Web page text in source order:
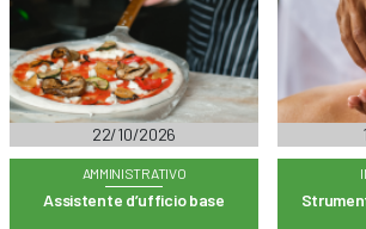
22/10/2026
AMMINISTRATIVO
Assistente d’ufficio base